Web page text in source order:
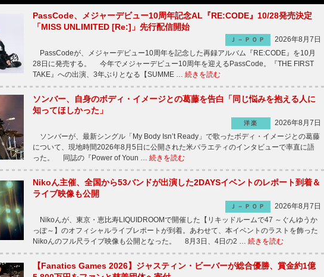
PassCode、メジャーデビュー10周年記念AL『RE:CODE』10/28発売決定
「MISS UNLIMITED [Re:]」先行配信開始
Ｊ－ＰＯＰ
2026年8月7日
PassCodeが、メジャーデビュー10周年を記念した再録アルバム『RE:CODE』を10月
28日に発売する。 今年でメジャーデビュー10周年を迎えるPassCode。『THE FIRST
TAKE』への出演、3年ぶりとなる【SUMME … 続きを読む
ソンバー、自身のボディ・イメージとの葛藤を告白「同じ悩みを抱える人に
知ってほしかった」
洋楽
2026年8月7日
ソンバーが、最新シングル「My Body Isn’t Ready」で歌ったボディ・イメージとの葛藤
について、現地時間2026年8月5日に公開された米バラエティのインタビューで率直に語
った。 同誌の『Power of Youn … 続きを読む
Nikoん主催、全国から53バンドが出演した2DAYSイベントのレポート到着＆
ライブ映像も公開
Ｊ－ＰＯＰ
2026年8月7日
Nikoんが、東京・恵比寿LIQUIDROOMで開催した【リキッドルームで47 ～ぐんゆうか
っぽ～】のオフィシャルライブレポートが到着。あわせて、本イベントのラストを飾った
Nikoんのフル尺ライブ映像も公開となった。 8月3日、4日の2 … 続きを読む
【Fanatics Games 2026】ジャスティン・ビーバーが総合優勝、賞金約1億